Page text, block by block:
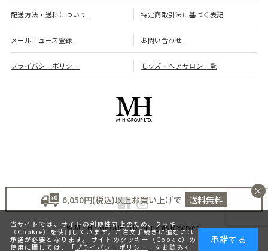
6,050円(税込)以上お買い上げで 送料無料
×
配送方法・送料について 特定商取引法に基づく表記
メールニュース登録 お問い合わせ
プライバシーポリシー モッズ・ヘアサロン一覧
© M・H・GROUP LTD. All rights Reserved.
当サイトでは、サイトの利便性向上のため、クッキー
（Cookie）を使用しています。ご注文手続きに進むには
承諾が必要となります。 サイトのクッキー（Cookie）の
使用に関しては、「プライバシーポリシー 」をお読みく
承諾する